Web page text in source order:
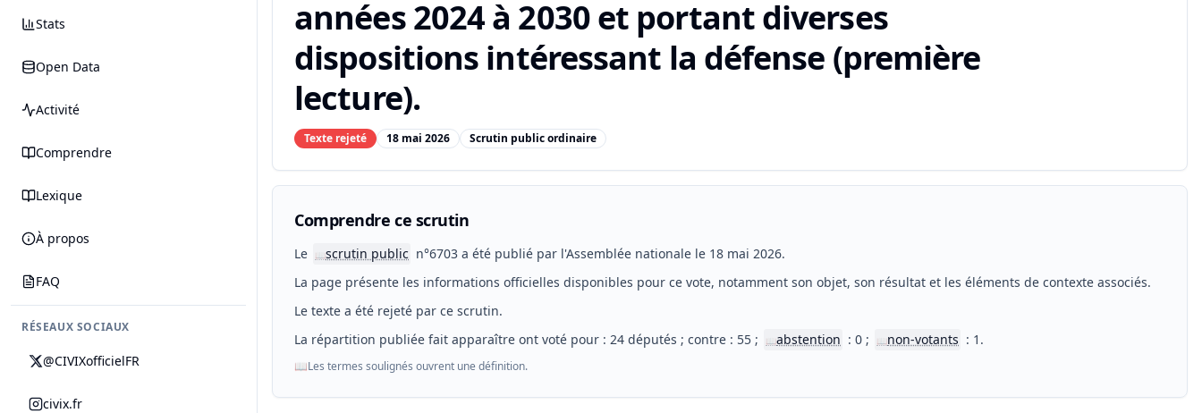
Stats
Open Data
Activité
Comprendre
Lexique
À propos
FAQ
RÉSEAUX SOCIAUX
@CIVIXofficielFR
civix.fr
années 2024 à 2030 et portant diverses
dispositions intéressant la défense (première
lecture).
Texte rejeté 18 mai 2026 Scrutin public ordinaire
Comprendre ce scrutin
Le 📖scrutin public n°6703 a été publié par l'Assemblée nationale le 18 mai 2026.
La page présente les informations officielles disponibles pour ce vote, notamment son objet, son résultat et les éléments de contexte associés.
Le texte a été rejeté par ce scrutin.
La répartition publiée fait apparaître ont voté pour : 24 députés ; contre : 55 ;
📖abstention : 0 ; 📖non-votants : 1.
📖Les termes soulignés ouvrent une définition.